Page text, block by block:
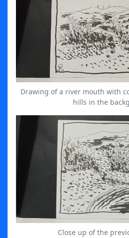
Drawing of a river mouth with
hills in the
Close up of the